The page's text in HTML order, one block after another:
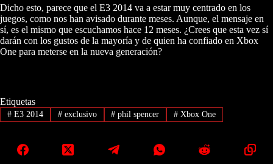
Dicho esto, parece que el E3 2014 va a estar muy centrado en los
juegos, como nos han avisado durante meses. Aunque, el mensaje en
sí, es el mismo que escuchamos hace 12 meses. ¿Crees que esta vez sí
darán con los gustos de la mayoría y de quien ha confiado en Xbox
One para meterse en la nueva generación?
Etiquetas
#E3 2014 #exclusivo # phil spencer # Xbox One